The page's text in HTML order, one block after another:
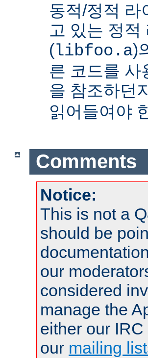
동적/정적 라
고 있는 정
(libfoo.a)
른 코드를 사
을 참조하던
읽어들여야
Comments
Notice:
This is not a
should be
our
considered
manage the
either our
our mailing